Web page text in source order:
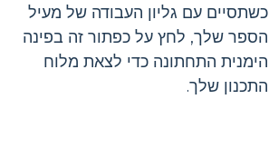
כשתסיים עם גליון העבודה של מעיל
הספר שלך, לחץ על כפתור זה בפינה
הימנית התחתונה כדי לצאת מלוח
התכנון שלך.